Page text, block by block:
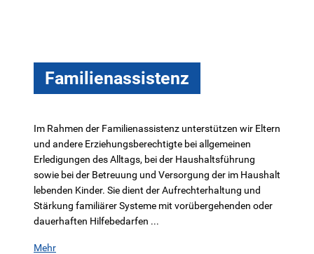
Familienassistenz
Im Rahmen der Familienassistenz unterstützen wir Eltern
und andere Erziehungsberechtigte bei allgemeinen
Erledigungen des Alltags, bei der Haushaltsführung
sowie bei der Betreuung und Versorgung der im Haushalt
lebenden Kinder. Sie dient der Aufrechterhaltung und
Stärkung familiärer Systeme mit vorübergehenden oder
dauerhaften Hilfebedarfen ...
Mehr